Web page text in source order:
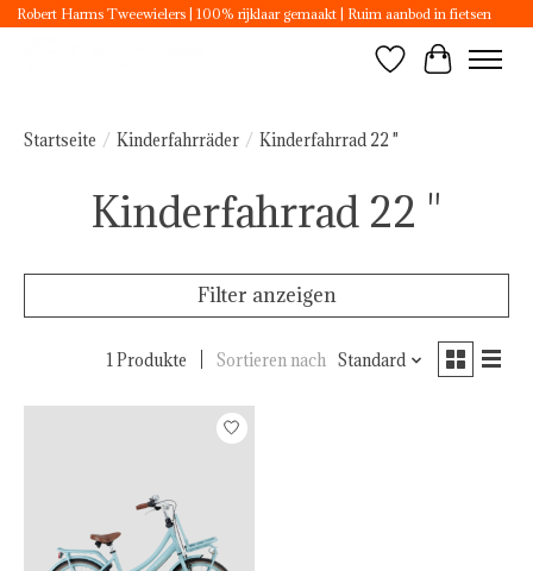
Robert Harms Tweewielers | 100% rijklaar gemaakt | Ruim aanbod in fietsen
Wunschzettel
Ihr
Startseite / Kinderfahrräder / Kinderfahrrad 22 "
Kinderfahrrad 22 "
Filter anzeigen
1 Produkte Sortieren nach Standard